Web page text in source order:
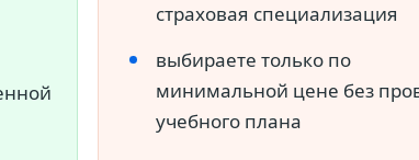
страховая специализация
выбираете только по
минимальной цене без
учебного плана